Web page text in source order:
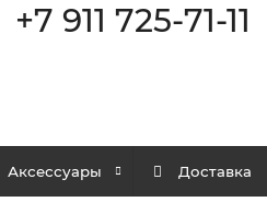
+7 911 725-71-11
Аксессуары Доставка